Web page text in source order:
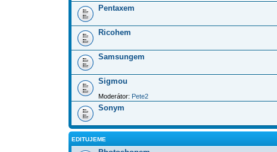
Pentaxem
Ricohem
Samsungem
Sigmou
Moderátor: Pete2
Sonym
EDITUJEME